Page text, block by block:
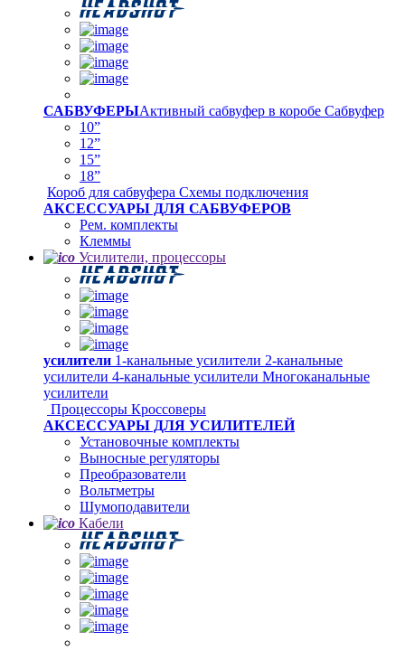
САБВУФЕРЫАктивный сабвуфер в коробе Сабвуфер
10”
12”
15”
18”
Короб для сабвуфера Схемы подключения
АКСЕССУАРЫ ДЛЯ САБВУФЕРОВ
Рем. комплекты
Клеммы
Усилители, процессоры
усилители 1-канальные усилители 2-канальные
усилители 4-канальные усилители Многоканальные
усилители
Процессоры Кроссоверы
АКСЕССУАРЫ ДЛЯ УСИЛИТЕЛЕЙ
Установочные комплекты
Выносные регуляторы
Преобразователи
Вольтметры
Шумоподавители
Кабели